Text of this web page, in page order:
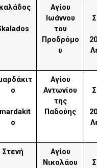
Αγίου
Ιωάννου
του
Προδρόμο
υ
ο
o
Αγίου
Αντωνίου
της
Παδούης
Στενή
Αγίου
Νικολάου